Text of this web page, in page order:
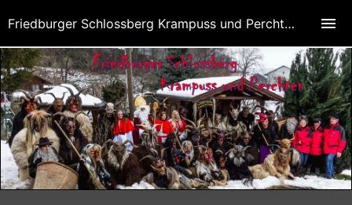
Friedburger Schlossberg Krampuss und Perchten